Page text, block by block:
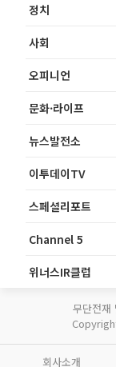
정치
사회
오피니언
문화·라이프
뉴스발전소
이투데이TV
스페셜리포트
Channel 5
위너스IR클럽
무단전재
회사소개